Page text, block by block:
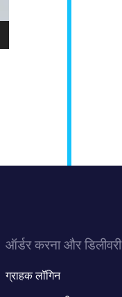
ऑर्डर करना और डिलीवरी
ग्राहक लॉगिन